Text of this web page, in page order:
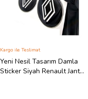
Yeni Nesil Tasarım Damla
Sticker Siyah Renault Jant
Kargo ile Teslimat